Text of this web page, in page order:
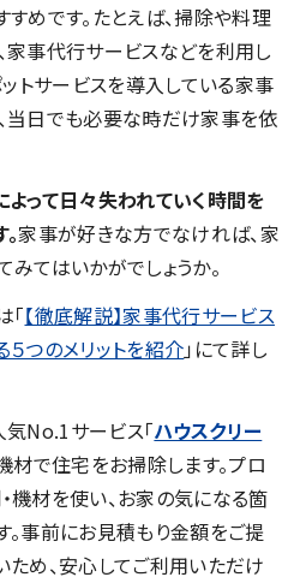
めです。たとえば、掃除や料理
家事代行サービスなどを利用し
ットサービスを導入している家事
当日でも必要な時だけ家事を依
って日々失われていく時間を
家事が好きな方でなければ、家
てはいかがでしょうか。
【徹底解説】家事代行サービス
つのメリットを紹介」にて詳し
No.1サービス「ハウスクリー
材で住宅をお掃除します。プロ
材を使い、お家の気になる箇
事前にお見積もり金額をご提
め、安心してご利用いただけ